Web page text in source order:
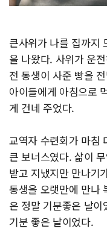
큰사위가 나를 집까지
을 나왔다. 사위가 운
전 동생이 사준 빵을
아이들에게 아침으로
게 건네 주었다.
교역자 수련회가 마침
큰 보너스였다. 삶이
받고 지냈지만 만나기
동생을 오랫만에 만나
은 정말 기분좋은 날
기분 좋은 날이었다.